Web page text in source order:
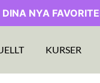
NYA
KURSER